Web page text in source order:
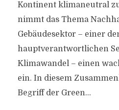
Kontinent klimaneutral
nimmt das Thema
Gebäudesektor – einer
hauptverantwortlichen
Klimawandel – einen
ein. In diesem
Begriff der Green...